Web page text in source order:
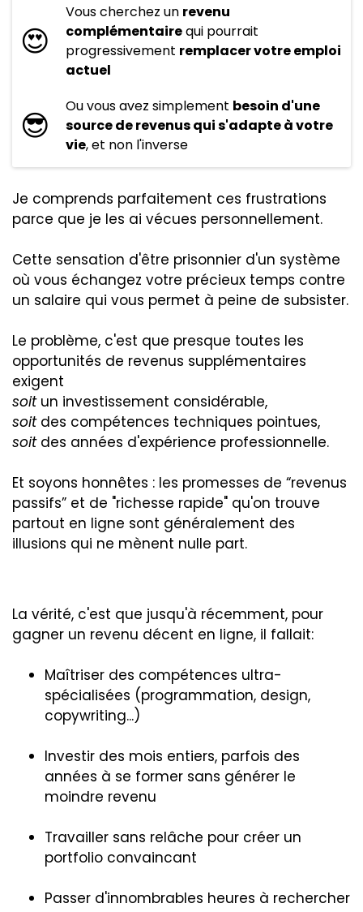
😍
Vous cherchez un revenu
complémentairequi pourrait
progressivement remplacer votre emploi
actuel
😎 Ou vous avez simplement besoin d'une
source de revenus qui s'adapte à votre
vie, et non l'inverse
Je comprends parfaitement ces frustrations
parce que je les ai vécues personnellement.
Cette sensation d'être prisonnier d'un système
où vous échangez votre précieux temps contre
un salaire qui vous permet à peine de subsister.
Le problème, c'est que presque toutes les
opportunités de revenus supplémentaires
exigent
soitun investissement considérable,
soitdes compétences techniques pointues,
soitdes années d'expérience professionnelle.
Et soyons honnêtes : les promesses de “revenus
passifs” et de "richesse rapide" qu'on trouve
partout en ligne sont généralement des
illusions qui ne mènent nulle part.
La vérité, c'est que jusqu'à récemment, pour
gagner un revenu décent en ligne, il fallait:
Maîtriser des compétences ultra-
spécialisées (programmation, design,
copywriting...)
Investir des mois entiers, parfois des
années à se former sans générer le
moindre revenu
Travailler sans relâche pour créer un
portfolio convaincant
Passer d'innombrables heures à rechercher